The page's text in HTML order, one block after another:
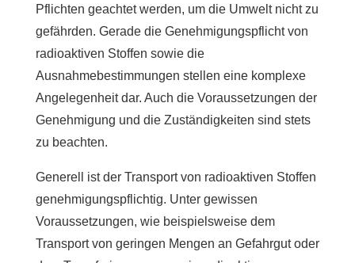
Pflichten geachtet werden, um die Umwelt nicht zu
gefährden. Gerade die Genehmigungspflicht von
radioaktiven Stoffen sowie die
Ausnahmebestimmungen stellen eine komplexe
Angelegenheit dar. Auch die Voraussetzungen der
Genehmigung und die Zuständigkeiten sind stets
zu beachten.
Generell ist der Transport von radioaktiven Stoffen
genehmigungspflichtig. Unter gewissen
Voraussetzungen, wie beispielsweise dem
Transport von geringen Mengen an Gefahrgut oder